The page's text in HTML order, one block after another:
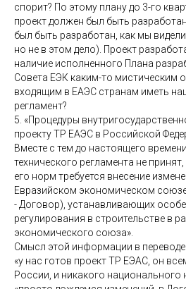
спорит? По этому плану до 3-го
проект должен был быть
был быть разработан, как мы
но не в этом дело). Проект
наличие исполненного Плана
Совета ЕЭК каким-то мистическим
входящим в ЕАЭС странам иметь
регламент?
5. «Процедуры
проекту ТР ЕАЭС в Российской
Вместе с тем до настоящего
технического регламента не
его норм требуется внесение
Евразийском экономическом
- Договор), устанавливающих
регулирования в строительстве в
экономического союза».
Смысл этой информации в
«у нас готов проект ТР ЕЭАС, он
России, и никакого национального